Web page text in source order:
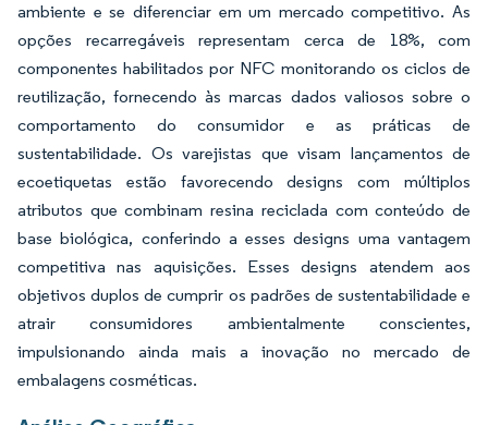
ambiente e se diferenciar em um mercado competitivo. As
opções recarregáveis representam cerca de 18%, com
componentes habilitados por NFC monitorando os ciclos de
reutilização, fornecendo às marcas dados valiosos sobre o
comportamento do consumidor e as práticas de
sustentabilidade. Os varejistas que visam lançamentos de
ecoetiquetas estão favorecendo designs com múltiplos
atributos que combinam resina reciclada com conteúdo de
base biológica, conferindo a esses designs uma vantagem
competitiva nas aquisições. Esses designs atendem aos
objetivos duplos de cumprir os padrões de sustentabilidade e
atrair consumidores ambientalmente conscientes,
impulsionando ainda mais a inovação no mercado de
embalagens cosméticas.